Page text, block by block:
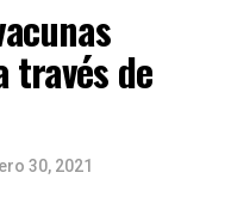
través de
30, 2021